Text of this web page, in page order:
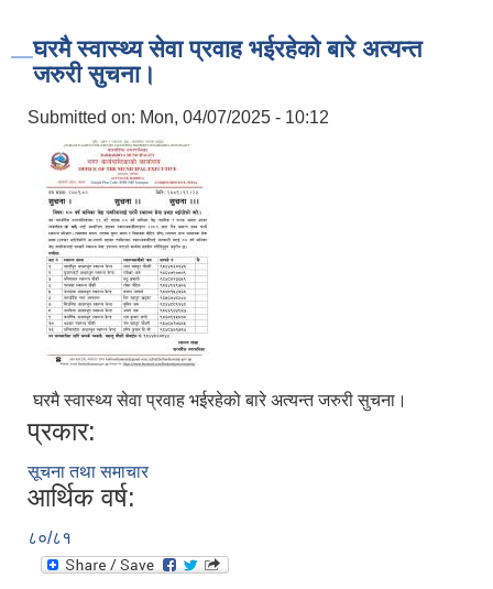
घरमै स्वास्थ्य सेवा प्रवाह भईरहेको बारे अत्यन्त
जरुरी सुचना।
Submitted on: Mon, 04/07/2025 - 10:12
घरमै स्वास्थ्य सेवा प्रवाह भईरहेको बारे अत्यन्त जरुरी सुचना।
प्रकार:
सूचना तथा समाचार
आर्थिक वर्ष:
८०/८१